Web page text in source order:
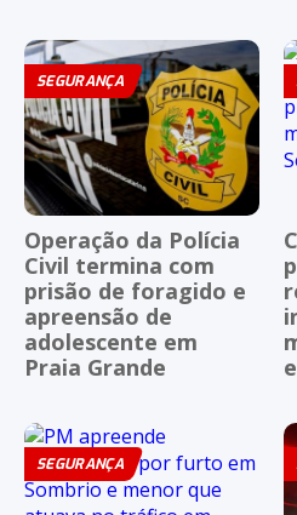
SEGURANÇA
Operação da Polícia
Civil termina com
prisão de foragido e
apreensão de
adolescente em
Praia Grande
SEGURANÇA